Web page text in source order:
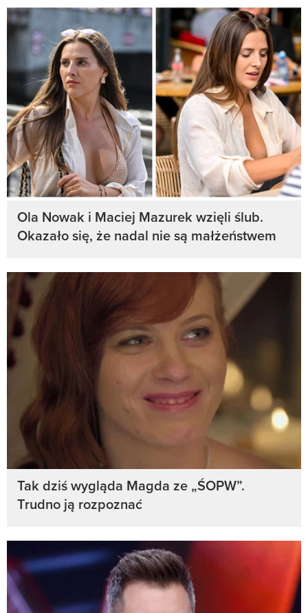
Ola Nowak i Maciej Mazurek wzięli ślub.
Okazało się, że nadal nie są małżeństwem
Tak dziś wygląda Magda ze „ŚOPW”.
Trudno ją rozpoznać